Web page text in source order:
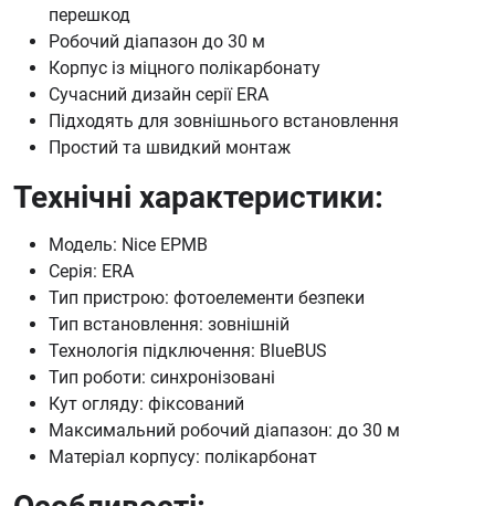
перешкод
Робочий діапазон до 30 м
Корпус із міцного полікарбонату
Сучасний дизайн серії ERA
Підходять для зовнішнього встановлення
Простий та швидкий монтаж
Технічні характеристики:
Модель: Nice EPMB
Серія: ERA
Тип пристрою: фотоелементи безпеки
Тип встановлення: зовнішній
Технологія підключення: BlueBUS
Тип роботи: синхронізовані
Кут огляду: фіксований
Максимальний робочий діапазон: до 30 м
Матеріал корпусу: полікарбонат